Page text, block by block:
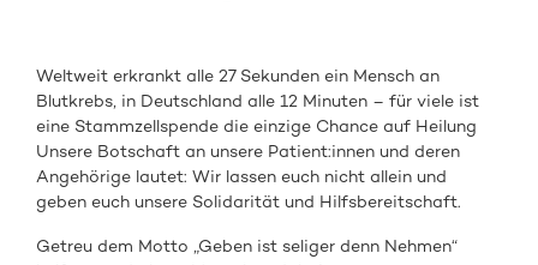
Weltweit erkrankt alle 27 Sekunden ein Mensch an
Blutkrebs, in Deutschland alle 12 Minuten – für viele ist
eine Stammzellspende die einzige Chance auf Heilung
Unsere Botschaft an unsere Patient:innen und deren
Angehörige lautet: Wir lassen euch nicht allein und
geben euch unsere Solidarität und Hilfsbereitschaft.
Getreu dem Motto „Geben ist seliger denn Nehmen“